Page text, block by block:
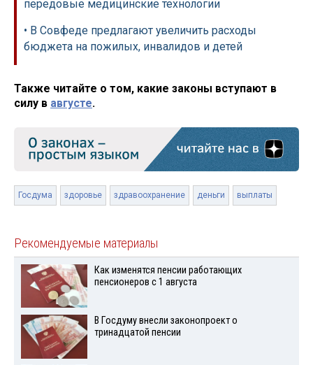
передовые медицинские технологии
• В Совфеде предлагают увеличить расходы
бюджета на пожилых, инвалидов и детей
Также читайте о том, какие законы вступают в
силу в августе.
Госдума здоровье здравоохранение деньги выплаты
Рекомендуемые материалы
Как изменятся пенсии работающих
пенсионеров с 1 августа
В Госдуму внесли законопроект о
тринадцатой пенсии